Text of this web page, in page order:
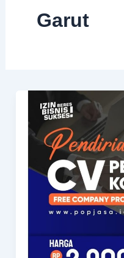
Garut